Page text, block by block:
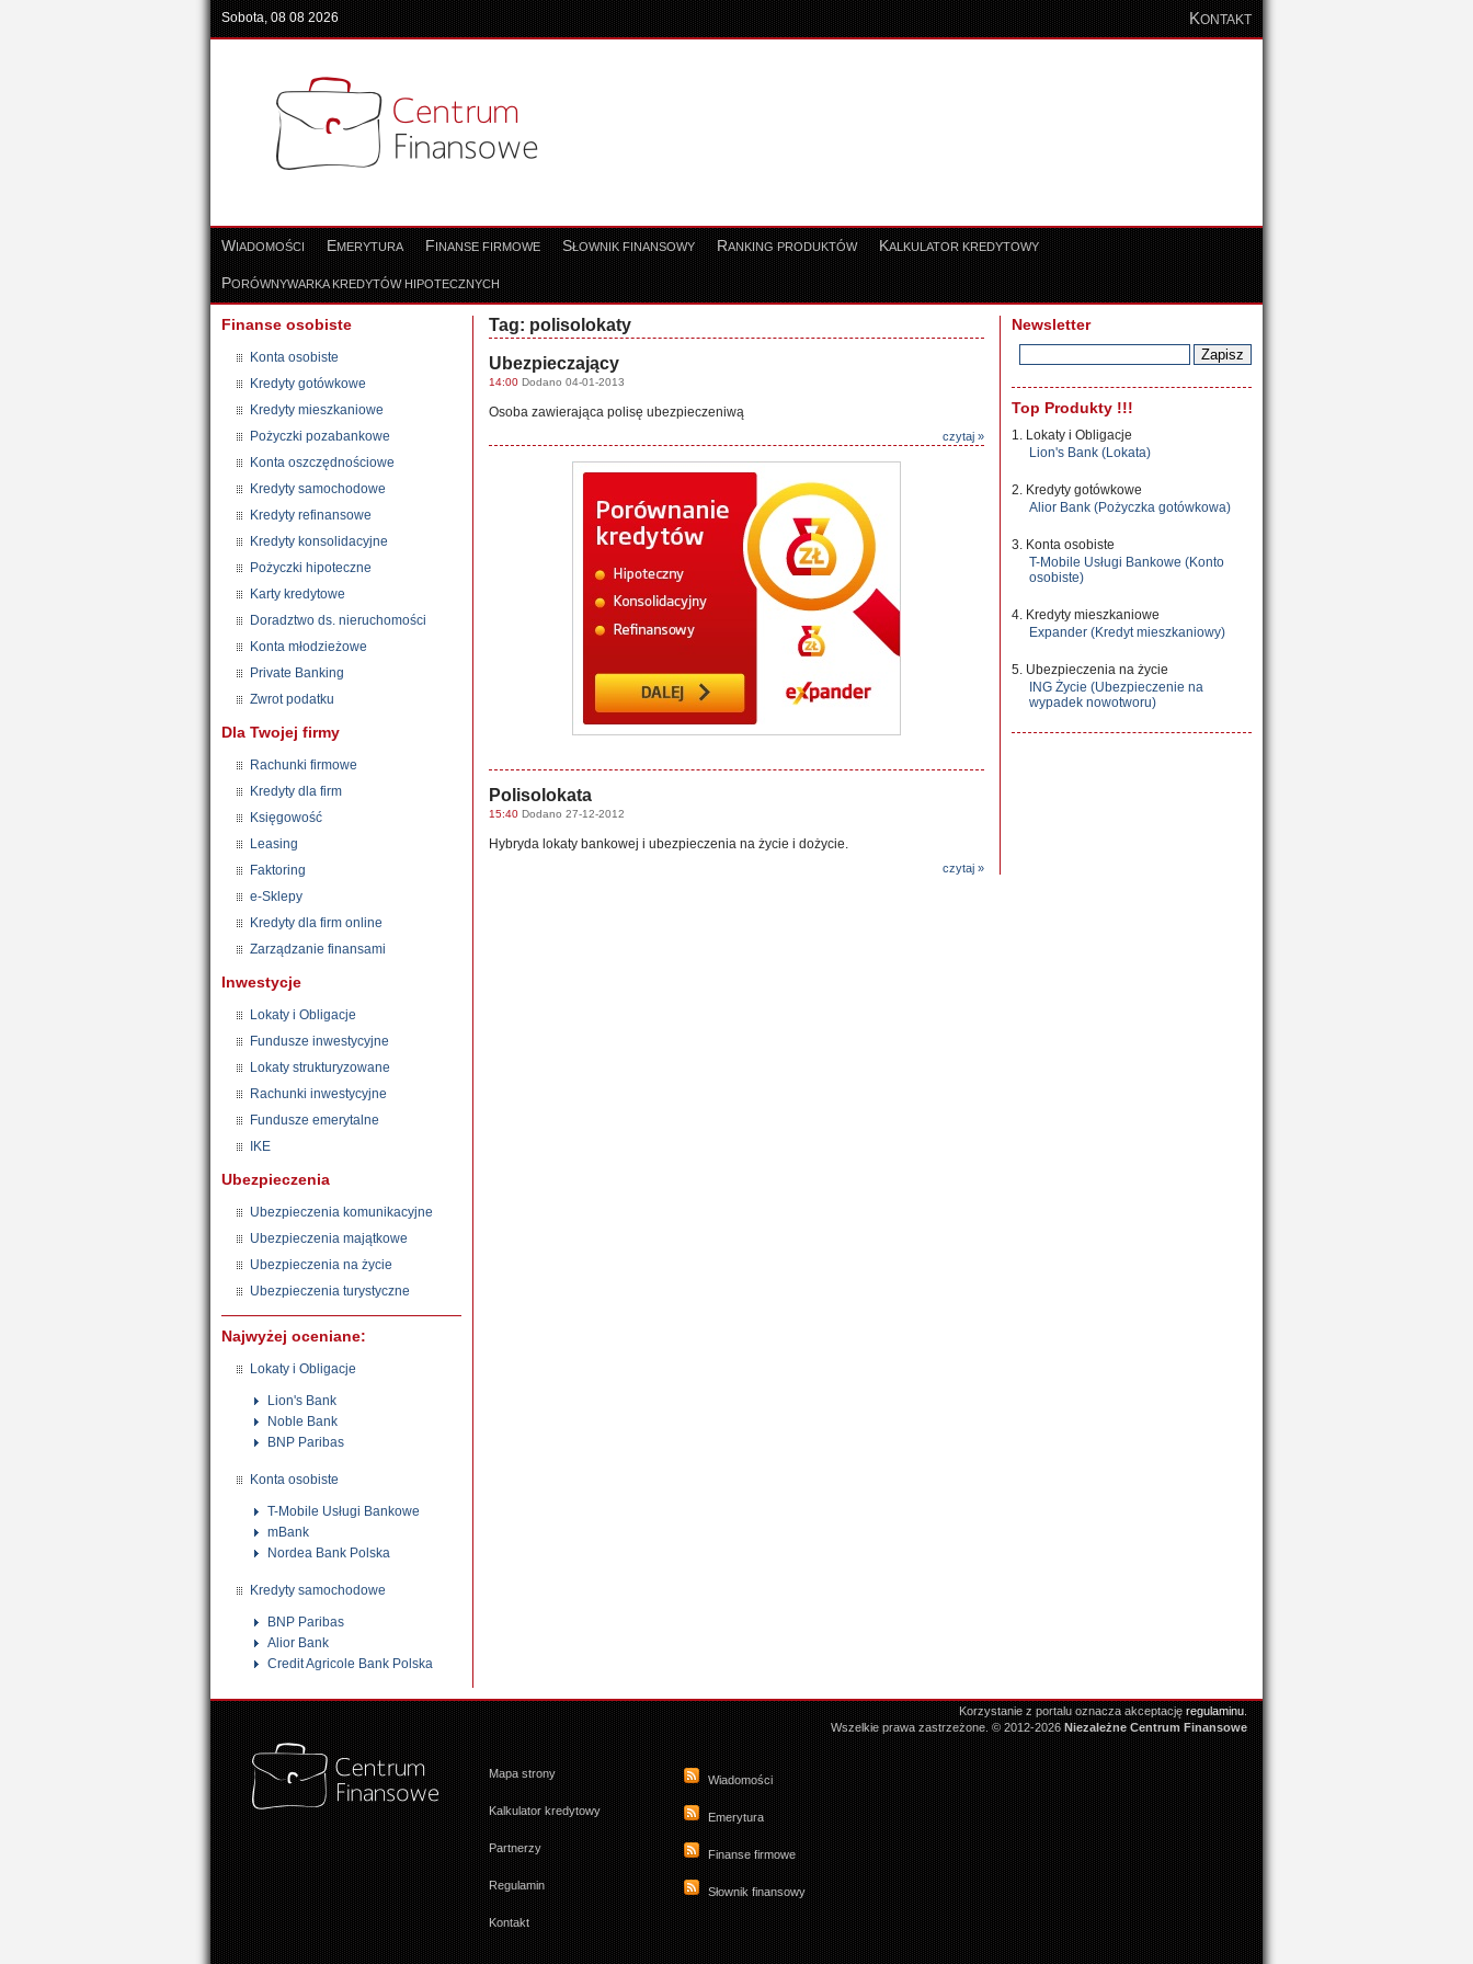
Sobota, 08 08 2026 KONTAKT
WIADOMOŚCI EMERYTURA FINANSE FIRMOWE SŁOWNIK FINANSOWY RANKING PRODUKTÓW KALKULATOR KREDYTOWY
PORÓWNYWARKA KREDYTÓW HIPOTECZNYCH
Finanse osobiste
Konta osobiste
Kredyty gotówkowe
Kredyty mieszkaniowe
Pożyczki pozabankowe
Konta oszczędnościowe
Kredyty samochodowe
Kredyty refinansowe
Kredyty konsolidacyjne
Pożyczki hipoteczne
Karty kredytowe
Doradztwo ds. nieruchomości
Konta młodzieżowe
Private Banking
Zwrot podatku
Dla Twojej firmy
Rachunki firmowe
Kredyty dla firm
Księgowość
Leasing
Faktoring
e-Sklepy
Kredyty dla firm online
Zarządzanie finansami
Inwestycje
Lokaty i Obligacje
Fundusze inwestycyjne
Lokaty strukturyzowane
Rachunki inwestycyjne
Fundusze emerytalne
IKE
Ubezpieczenia
Ubezpieczenia komunikacyjne
Ubezpieczenia majątkowe
Ubezpieczenia na życie
Ubezpieczenia turystyczne
Najwyżej oceniane:
Lokaty i Obligacje
Lion's Bank
Noble Bank
BNP Paribas
Konta osobiste
T-Mobile Usługi Bankowe
mBank
Nordea Bank Polska
Kredyty samochodowe
BNP Paribas
Alior Bank
Credit Agricole Bank Polska
Tag: polisolokaty
Ubezpieczający
14:00 Dodano 04-01-2013
Osoba zawierająca polisę ubezpieczeniwą
czytaj »
Polisolokata
15:40 Dodano 27-12-2012
Hybryda lokaty bankowej i ubezpieczenia na życie i dożycie.
czytaj »
Newsletter
Top Produkty !!!
1. Lokaty i Obligacje
Lion's Bank (Lokata)
2. Kredyty gotówkowe
Alior Bank (Pożyczka gotówkowa)
3. Konta osobiste
T-Mobile Usługi Bankowe (Konto
osobiste)
4. Kredyty mieszkaniowe
Expander (Kredyt mieszkaniowy)
5. Ubezpieczenia na życie
ING Życie (Ubezpieczenie na
wypadek nowotworu)
Korzystanie z portalu oznacza akceptacjęregulaminu.
Wszelkie prawa zastrzeżone. © 2012-2026Niezależne Centrum Finansowe
Mapa strony
Kalkulator kredytowy
Partnerzy
Regulamin
Kontakt
Wiadomości
Emerytura
Finanse firmowe
Słownik finansowy